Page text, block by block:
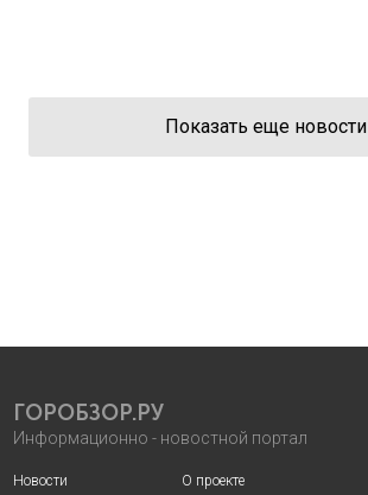
Показать еще новости
ГОРОБЗОР.РУ
Информационно - новостной портал
Новости
О проекте